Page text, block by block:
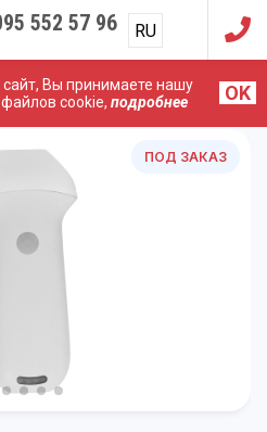
Вы принимаете нашу
cookie, подробнее OK
552 57 96 RU
UA
/SONOSTAR UPROBE
ПОД ЗАКАЗ